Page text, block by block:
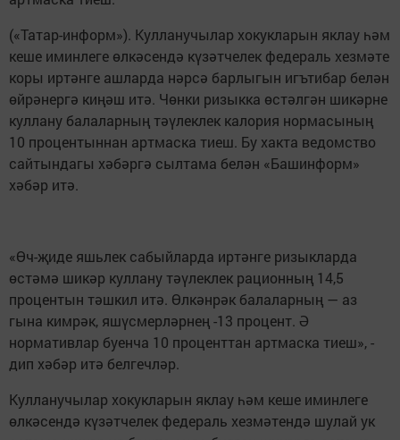
(«Татар-информ»). Кулланучылар хокукларын яклау һәм
кеше иминлеге өлкәсендә күзәтчелек федераль хезмәте
коры иртәнге ашларда нәрсә барлыгын игътибар белән
өйрәнергә киңәш итә. Чөнки ризыкка өстәлгән шикәрне
куллану балаларның тәүлеклек калория нормасының
10 процентыннан артмаска тиеш. Бу хакта ведомство
сайтындагы хәбәргә сылтама белән «Башинформ»
хәбәр итә.
«Өч-җиде яшьлек сабыйларда иртәнге ризыкларда
өстәмә шикәр куллану тәүлеклек рационның 14,5
процентын тәшкил итә. Өлкәнрәк балаларның — аз
гына кимрәк, яшүсмерләрнең -13 процент. Ә
нормативлар буенча 10 проценттан артмаска тиеш», -
дип хәбәр итә белгечләр.
Кулланучылар хокукларын яклау һәм кеше иминлеге
өлкәсендә күзәтчелек федераль хезмәтендә шулай ук